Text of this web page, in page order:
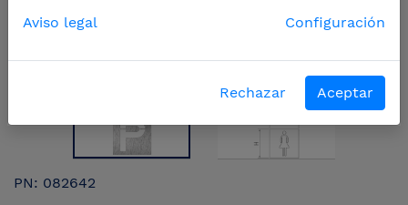
PN: 082642
Aviso legal
Configuración
Rechazar Aceptar